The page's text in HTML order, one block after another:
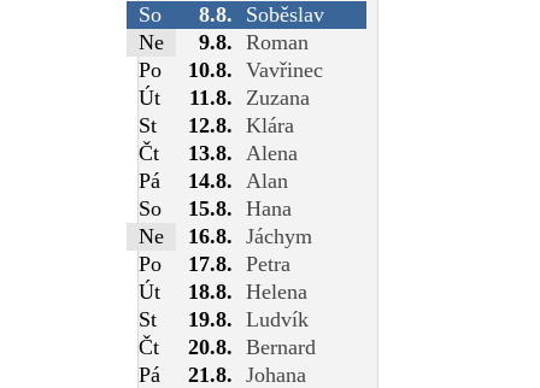
So
8.8.
Soběslav
Ne
9.8. Roman
Po
10.8. Vavřinec
Út
11.8.
Zuzana
St
12.8. Klára
Čt
13.8.
Alena
Pá
14.8.
Alan
So
15.8. Hana
Ne
16.8. Jáchym
Po
17.8. Petra
Út
18.8. Helena
St
19.8. Ludvík
Čt
20.8. Bernard
Pá
21.8. Johana